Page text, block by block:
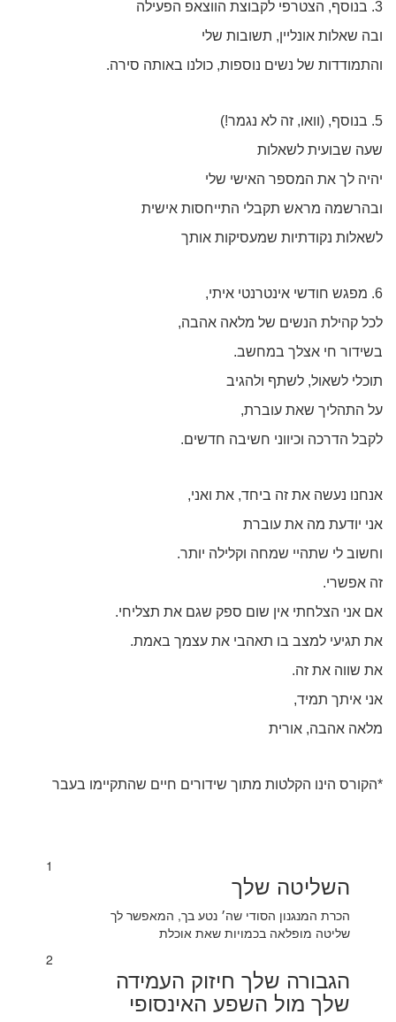
3. בנוסף, הצטרפי לקבוצת הווצאפ הפעילה
ובה שאלות אונליין, תשובות שלי
והתמודדות של נשים נוספות, כולנו באותה סירה.
5. בנוסף, (וואו, זה לא נגמר!)
שעה שבועית לשאלות
יהיה לך את המספר האישי שלי
ובהרשמה מראש תקבלי התייחסות אישית
לשאלות נקודתיות שמעסיקות אותך
6. מפגש חודשי אינטרנטי איתי,
לכל קהילת הנשים של מלאה אהבה,
בשידור חי אצלך במחשב.
תוכלי לשאול, לשתף ולהגיב
על התהליך שאת עוברת,
לקבל הדרכה וכיווני חשיבה חדשים.
אנחנו נעשה את זה ביחד, את ואני,
אני יודעת מה את עוברת
וחשוב לי שתהיי שמחה וקלילה יותר.
זה אפשרי.
אם אני הצלחתי אין שום ספק שגם את תצליחי.
את תגיעי למצב בו תאהבי את עצמך באמת.
את שווה את זה.
אני איתך תמיד,
מלאה אהבה, אורית
*הקורס הינו הקלטות מתוך שידורים חיים שהתקיימו בעבר
1
השליטה שלך
הכרת המנגנון הסודי שה׳ נטע בך, המאפשר לך
שליטה מופלאה בכמויות שאת אוכלת
2
הגבורה שלך חיזוק העמידה
שלך מול השפע האינסופי